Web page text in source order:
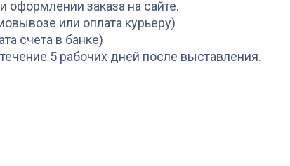
оформлении заказа на сайте.
или оплата курьеру)
счета в банке)
5 рабочих дней после выставления.